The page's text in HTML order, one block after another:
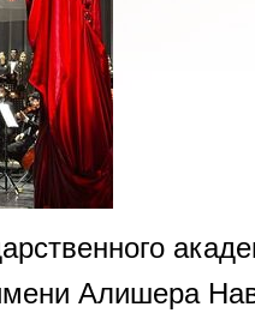
Алишера